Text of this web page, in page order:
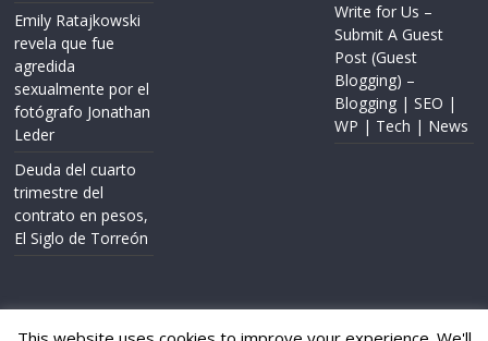
Emily Ratajkowski
revela que fue
agredida
sexualmente por el
fotógrafo Jonathan
Leder
Deuda del cuarto
trimestre del
contrato en pesos,
El Siglo de Torreón
Write for Us –
Submit A Guest
Post (Guest
Blogging) –
Blogging | SEO |
WP | Tech | News